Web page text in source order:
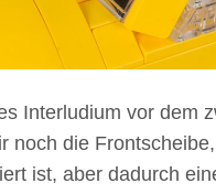
Interludium vor dem
noch die
ist, aber dadurch